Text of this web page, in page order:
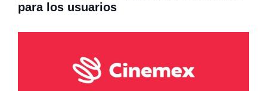
para los usuarios